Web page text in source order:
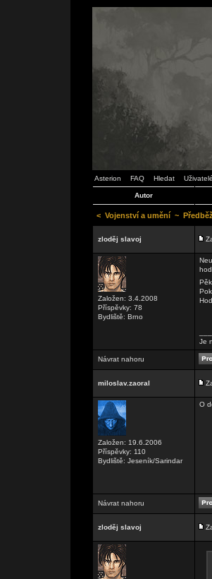
Asterion FAQ Hledat Uživatelé
Autor
< Vojenství a umění ~
zloděj slavoj
Založen: 3.4.2008
Příspěvky: 78
Bydliště: Brno
Je
Návrat nahoru
miloslav.zaoral
Založen: 19.6.2006
Příspěvky: 110
Bydliště: Jeseník/Sarindar
O
Návrat nahoru
zloděj slavoj